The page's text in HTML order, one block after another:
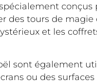
des tours de
et les
sont également
ou des